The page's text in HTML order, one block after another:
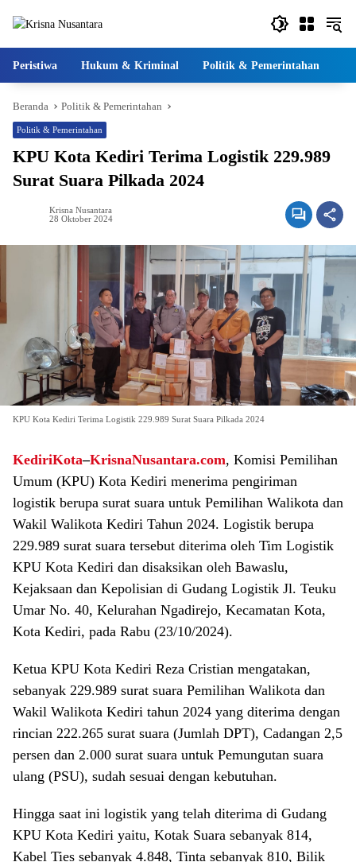
Peristiwa Hukum & Kriminal Politik & Pemerintahan
Beranda Politik & Pemerintahan
Politik & Pemerintahan
KPU Kota Kediri Terima Logistik 229.989
Surat Suara Pilkada 2024
Krisna Nusantara
28 Oktober 2024
KPU Kota Kediri Terima Logistik 229.989 Surat Suara Pilkada 2024
KediriKota–KrisnaNusantara.com, Komisi Pemilihan
Umum (KPU) Kota Kediri menerima pengiriman
logistik berupa surat suara untuk Pemilihan Walikota dan
Wakil Walikota Kediri Tahun 2024. Logistik berupa
229.989 surat suara tersebut diterima oleh Tim Logistik
KPU Kota Kediri dan disaksikan oleh Bawaslu,
Kejaksaan dan Kepolisian di Gudang Logistik Jl. Teuku
Umar No. 40, Kelurahan Ngadirejo, Kecamatan Kota,
Kota Kediri, pada Rabu (23/10/2024).
Ketua KPU Kota Kediri Reza Cristian mengatakan,
sebanyak 229.989 surat suara Pemilihan Walikota dan
Wakil Walikota Kediri tahun 2024 yang diterima dengan
rincian 222.265 surat suara (Jumlah DPT), Cadangan 2,5
persen dan 2.000 surat suara untuk Pemungutan suara
ulang (PSU), sudah sesuai dengan kebutuhan.
Hingga saat ini logistik yang telah diterima di Gudang
KPU Kota Kediri yaitu, Kotak Suara sebanyak 814,
Kabel Ties sebanyak 4.848, Tinta sebanyak 810, Bilik